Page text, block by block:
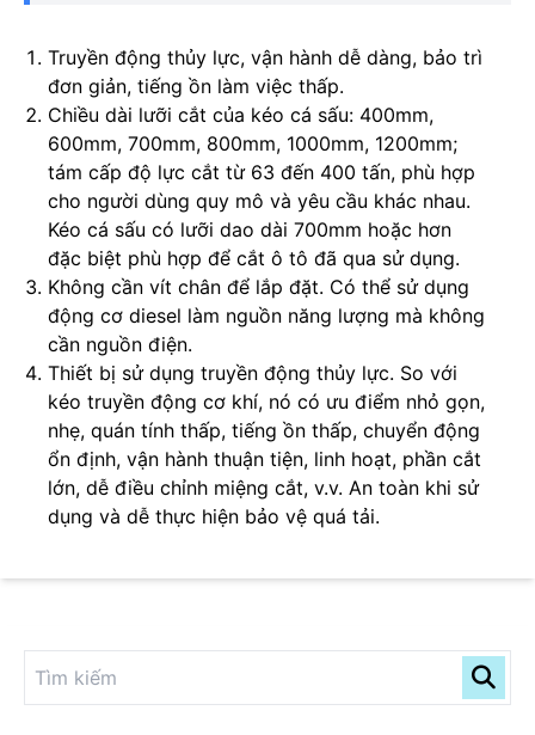
Truyền động thủy lực, vận hành dễ dàng, bảo trì
đơn giản, tiếng ồn làm việc thấp.
Chiều dài lưỡi cắt của kéo cá sấu: 400mm,
600mm, 700mm, 800mm, 1000mm, 1200mm;
tám cấp độ lực cắt từ 63 đến 400 tấn, phù hợp
cho người dùng quy mô và yêu cầu khác nhau.
Kéo cá sấu có lưỡi dao dài 700mm hoặc hơn
đặc biệt phù hợp để cắt ô tô đã qua sử dụng.
Không cần vít chân để lắp đặt. Có thể sử dụng
động cơ diesel làm nguồn năng lượng mà không
cần nguồn điện.
Thiết bị sử dụng truyền động thủy lực. So với
kéo truyền động cơ khí, nó có ưu điểm nhỏ gọn,
nhẹ, quán tính thấp, tiếng ồn thấp, chuyển động
ổn định, vận hành thuận tiện, linh hoạt, phần cắt
lớn, dễ điều chỉnh miệng cắt, v.v. An toàn khi sử
dụng và dễ thực hiện bảo vệ quá tải.